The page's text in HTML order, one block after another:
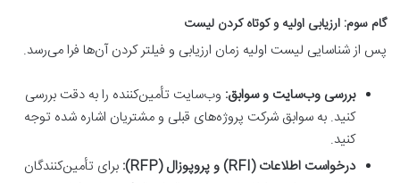
گام سوم: ارزیابی اولیه و کوتاه کردن لیست
پس از شناسایی لیست اولیه زمان ارزیابی و فیلتر کردن آن‌ها فرا می‌رسد.
بررسی وب‌سایت و سوابق: وب‌سایت تأمین‌کننده را به دقت بررسی
کنید. به سوابق شرکت پروژه‌های قبلی و مشتریان اشاره شده توجه
کنید.
درخواست اطلاعات (RFI) و پروپوزال (RFP):
برای تأمین‌کنندگان